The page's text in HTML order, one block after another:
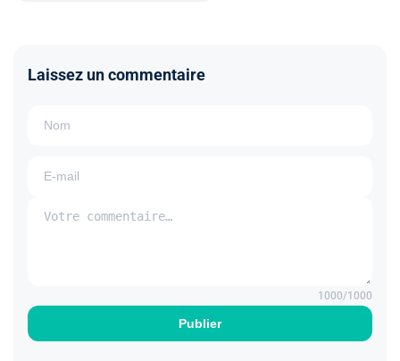
Laissez un commentaire
Publier
1000/1000